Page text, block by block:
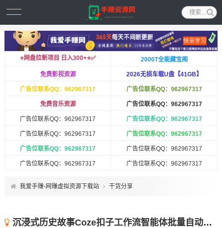
⭐️网盘拉新项目 日入300+⭐️✅ 2000T全能藏宝阁
免费影视资源 2026无损车载U盘【41GB】
广告位联系QQ：962967317 广告位联系QQ：962967317
免费音乐资源 广告位联系QQ：962967317
广告位联系QQ：962967317 广告位联系QQ：962967317
广告位联系QQ：962967317 广告位联系QQ：962967317
广告位联系QQ：962967317 广告位联系QQ：962967317
广告位联系QQ：962967317 广告位联系QQ：962967317
我爱手赚-网赚虚拟资源下载站 干货分享
沉浸式历史故事Coze扣子工作流智能体批量自动生成爆款视频教程